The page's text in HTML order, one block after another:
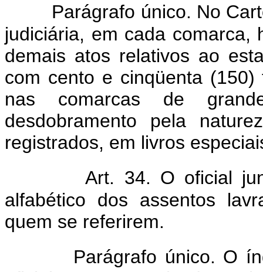
Parágrafo único. No
judiciária, em cada comarca,
demais atos relativos ao
com cento e cinqüenta
nas comarcas de
desdobramento pela
registrados, em livros
Art. 34. O oficial
alfabético dos assentos
quem se referirem.
Parágrafo único. O